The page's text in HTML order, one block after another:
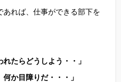
あれば、仕事ができる部下を
れたらどうしよう・・」
何か目障りだ・・・」